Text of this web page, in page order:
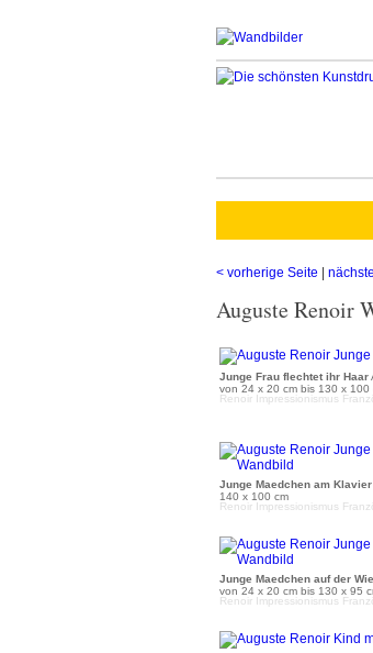
< vorherige Seite
Auguste Renoir
Junge Frau flechtet ihr Haar
von 24 x 20 cm bis 130 x 100
Renoir Impressionismus
Junge Maedchen am Klavier
140 x 100 cm
Renoir Impressionismus
Junge Maedchen auf der
von 24 x 20 cm bis 130 x 95
Renoir Impressionismus